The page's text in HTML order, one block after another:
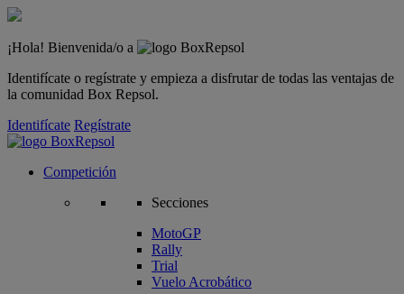
¡Hola! Bienvenida/o a
Identifícate o regístrate y empieza a disfrutar de todas las ventajas de
la comunidad Box Repsol.
Identifícate Regístrate
Competición
Secciones
MotoGP
Rally
Trial
Vuelo Acrobático